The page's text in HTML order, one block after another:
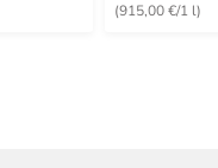
(915,00 €/1 l)